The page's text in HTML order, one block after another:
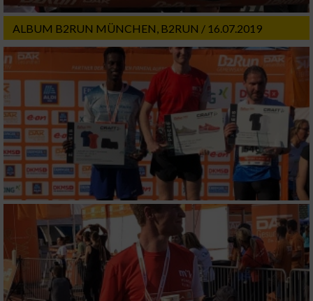
ALBUM B2RUN MÜNCHEN, B2RUN / 16.07.2019